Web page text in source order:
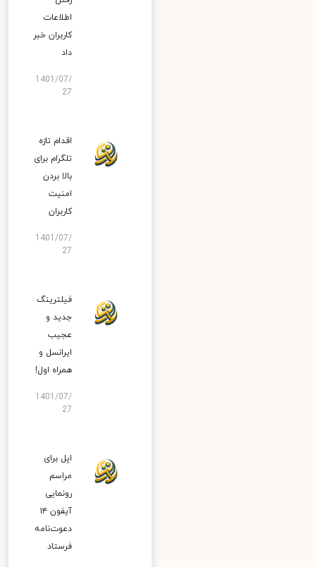
اطلاعات
کاربران خبر
داد
1401/07/
27
اقدام تازه
تلگرام برای
بالا بردن
امنیت
کاربران
1401/07/
27
فیلترینگ
جدید و
عجیب
ایرانسل و
همراه اول!
1401/07/
27
اپل برای
مراسم
رونمایی
آیفون ۱۴
دعوت‌نامه
فرستاد